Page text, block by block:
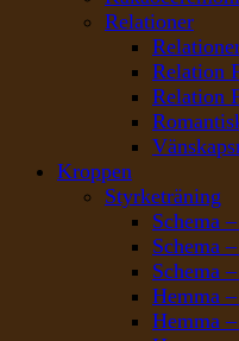
Relationer
Relation
Relation
Kroppen
Styrketräning
Schema
Schema
Schema
Hemma
Hemma